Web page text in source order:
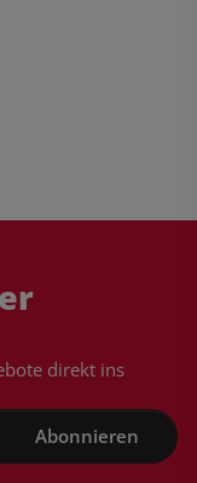
direkt ins
Abonnieren